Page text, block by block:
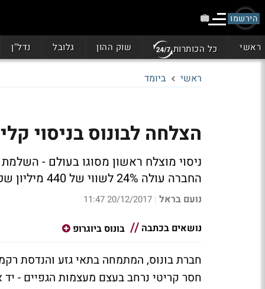
הירשמו
ראשי כל הכותרות שוק ההון גלובל נדל"ן
ראשי ביומד
הצלחה לבונוס בניסוי
ניסוי מוצלח ראשון מסוגו בעולם -
החברה עולה 24% לשווי של 440 מיליון שקל
נועם בראל |
20/12/2017 11:47
נושאים בכתבה
בונוס ביוגרופ
חברת בונוס, המתמחה בתאי גזע והנדסת
חסר קריטי נרחב בעצם מעצמות הגפיים -